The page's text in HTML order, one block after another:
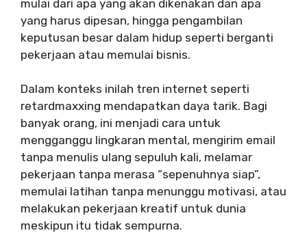
mulai dari apa yang akan dikenakan dan apa
yang harus dipesan, hingga pengambilan
keputusan besar dalam hidup seperti berganti
pekerjaan atau memulai bisnis.
Dalam konteks inilah tren internet seperti
retardmaxxing mendapatkan daya tarik. Bagi
banyak orang, ini menjadi cara untuk
mengganggu lingkaran mental, mengirim email
tanpa menulis ulang sepuluh kali, melamar
pekerjaan tanpa merasa “sepenuhnya siap”,
memulai latihan tanpa menunggu motivasi, atau
melakukan pekerjaan kreatif untuk dunia
meskipun itu tidak sempurna.